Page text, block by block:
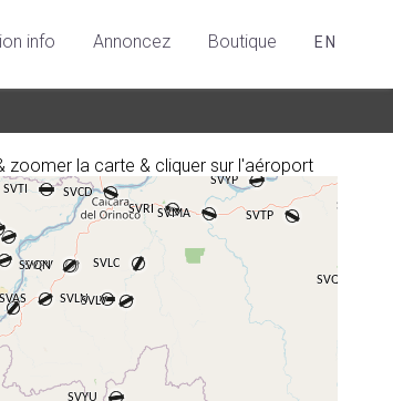
info Annoncez Boutique EN
zoomer la carte & cliquer sur l'aéroport